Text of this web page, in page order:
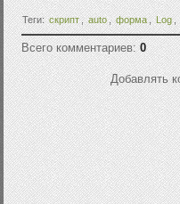
Теги:скрипт,auto,форма,Log,
Всего комментариев:0
Добавлять